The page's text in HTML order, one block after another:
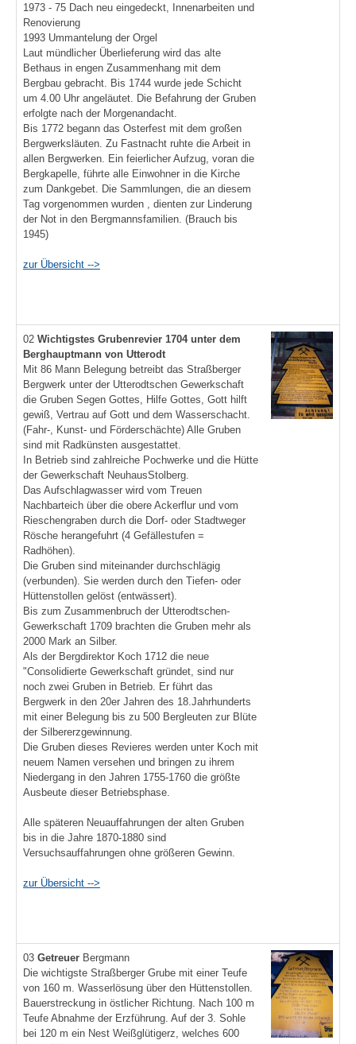
1973 - 75 Dach neu eingedeckt, Innenarbeiten und
Renovierung
1993 Ummantelung der Orgel
Laut mündlicher Überlieferung wird das alte
Bethaus in engen Zusammenhang mit dem
Bergbau gebracht. Bis 1744 wurde jede Schicht
um 4.00 Uhr angeläutet. Die Befahrung der Gruben
erfolgte nach der Morgenandacht.
Bis 1772 begann das Osterfest mit dem großen
Bergwerksläuten. Zu Fastnacht ruhte die Arbeit in
allen Bergwerken. Ein feierlicher Aufzug, voran die
Bergkapelle, führte alle Einwohner in die Kirche
zum Dankgebet. Die Sammlungen, die an diesem
Tag vorgenommen wurden , dienten zur Linderung
der Not in den Bergmannsfamilien. (Brauch bis
1945)
zur Übersicht -->
02 Wichtigstes Grubenrevier 1704 unter dem
Berghauptmann von Utterodt
Mit 86 Mann Belegung betreibt das Straßberger
Bergwerk unter der Utterodtschen Gewerkschaft
die Gruben Segen Gottes, Hilfe Gottes, Gott hilft
gewiß, Vertrau auf Gott und dem Wasserschacht.
(Fahr-, Kunst- und Förderschächte) Alle Gruben
sind mit Radkünsten ausgestattet.
In Betrieb sind zahlreiche Pochwerke und die Hütte
der Gewerkschaft NeuhausStolberg.
Das Aufschlagwasser wird vom Treuen
Nachbarteich über die obere Ackerflur und vom
Rieschengraben durch die Dorf- oder Stadtweger
Rösche herangefuhrt (4 Gefällestufen =
Radhöhen).
Die Gruben sind miteinander durchschlägig
(verbunden). Sie werden durch den Tiefen- oder
Hüttenstollen gelöst (entwässert).
Bis zum Zusammenbruch der Utterodtschen-
Gewerkschaft 1709 brachten die Gruben mehr als
2000 Mark an Silber.
Als der Bergdirektor Koch 1712 die neue
"Consolidierte Gewerkschaft gründet, sind nur
noch zwei Gruben in Betrieb. Er führt das
Bergwerk in den 20er Jahren des 18.Jahrhunderts
mit einer Belegung bis zu 500 Bergleuten zur Blüte
der Silbererzgewinnung.
Die Gruben dieses Revieres werden unter Koch mit
neuem Namen versehen und bringen zu ihrem
Niedergang in den Jahren 1755-1760 die größte
Ausbeute dieser Betriebsphase.
Alle späteren Neuauffahrungen der alten Gruben
bis in die Jahre 1870-1880 sind
Versuchsauffahrungen ohne größeren Gewinn.
zur Übersicht -->
03 Getreuer Bergmann
Die wichtigste Straßberger Grube mit einer Teufe
von 160 m. Wasserlösung über den Hüttenstollen.
Bauerstreckung in östlicher Richtung. Nach 100 m
Teufe Abnahme der Erzführung. Auf der 3. Sohle
bei 120 m ein Nest Weißglütigerz, welches 600